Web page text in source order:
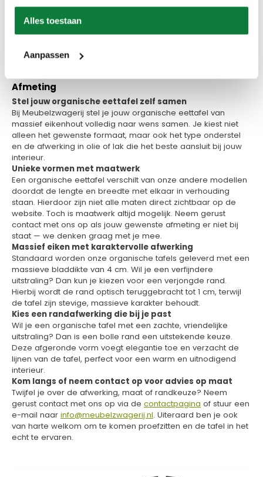
Alles toestaan
Aanpassen
Info aanvragen / wensen doorgeven
Op verlanglijstje
Afmeting
Stel jouw organische eettafel zelf samen
Bij Meubelzwagerij stel je jouw organische eettafel van
massief eikenhout volledig naar wens samen. Je kiest niet
alleen het gewenste formaat, maar ook het type onderstel
en de afwerking in olie of lak die het beste aansluit bij jouw
interieur.
Unieke vormen met maatwerk
Een organische eettafel verschilt van onze andere modellen
doordat de lengte en breedte met elkaar in verhouding
staan. Hierdoor zijn niet alle maten direct zichtbaar op de
website. Toch is maatwerk altijd mogelijk. Neem gerust
contact met ons op als jouw gewenste afmeting er niet bij
staat — we denken graag met je mee.
Massief eiken met karaktervolle afwerking
Standaard worden onze organische tafels geleverd met een
massieve bladdikte van 4 cm. Wil je een verfijndere
uitstraling? Dan kun je kiezen voor een verjongde rand.
Hierbij wordt de rand optisch teruggebracht tot 1 cm, terwijl
de tafel zijn stevige, massieve karakter behoudt.
Kies een randafwerking die bij je past
Wil je een organische tafel met een zachte, vriendelijke
uitstraling? Dan is een bolle rand een uitstekende keuze.
Deze afgeronde vorm voegt elegantie toe en verzacht de
lijnen van de tafel, perfect voor een warm en uitnodigend
interieur.
Kom langs of neem contact op voor advies op maat
Twijfel je over de afwerking, maat of randkeuze? Neem
gerust contact met ons op via de contactpagina of stuur een
e-mail naar info@meubelzwagerij.nl. Uiteraard ben je ook
van harte welkom om te komen proefzitten en de tafel in het
echt te ervaren.